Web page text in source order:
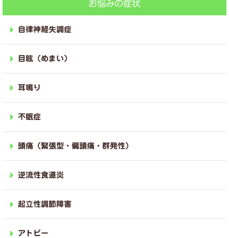
お悩みの症状
自律神経失調症
目眩（めまい）
耳鳴り
不眠症
頭痛（緊張型・偏頭痛・群発性）
逆流性食道炎
起立性調節障害
アトピー